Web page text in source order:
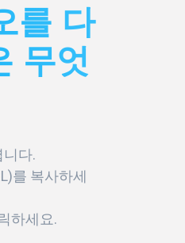
를 다
무엇
다.
를 복사하세
하세요.